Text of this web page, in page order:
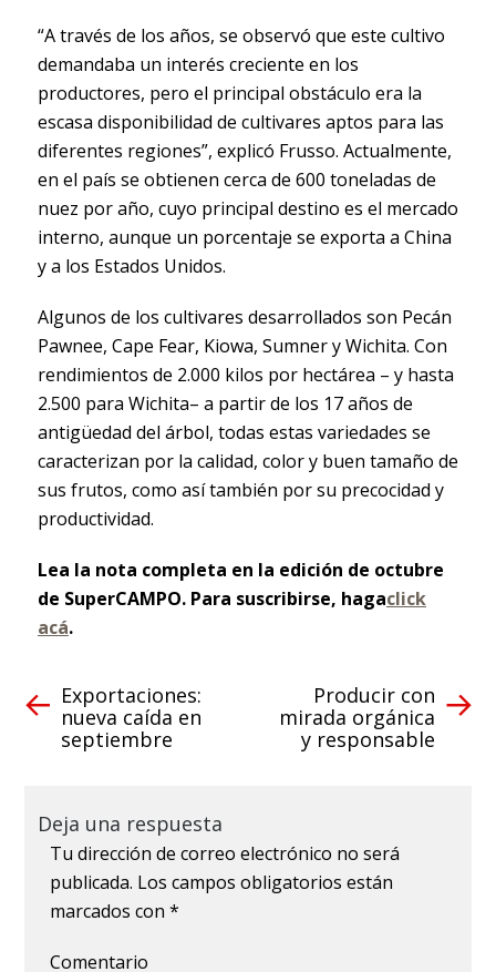
“A través de los años, se observó que este cultivo
demandaba un interés creciente en los
productores, pero el principal obstáculo era la
escasa disponibilidad de cultivares aptos para las
diferentes regiones”, explicó Frusso. Actualmente,
en el país se obtienen cerca de 600 toneladas de
nuez por año, cuyo principal destino es el mercado
interno, aunque un porcentaje se exporta a China
y a los Estados Unidos.
Algunos de los cultivares desarrollados son Pecán
Pawnee, Cape Fear, Kiowa, Sumner y Wichita. Con
rendimientos de 2.000 kilos por hectárea – y hasta
2.500 para Wichita– a partir de los 17 años de
antigüedad del árbol, todas estas variedades se
caracterizan por la calidad, color y buen tamaño de
sus frutos, como así también por su precocidad y
productividad.
Lea la nota completa en la edición de octubre
de SuperCAMPO. Para suscribirse, hagaclick
acá.
Exportaciones:
nueva caída en
septiembre
Producir con
mirada orgánica
y responsable
Deja una respuesta
Tu dirección de correo electrónico no será
publicada. Los campos obligatorios están
marcados con*
Comentario